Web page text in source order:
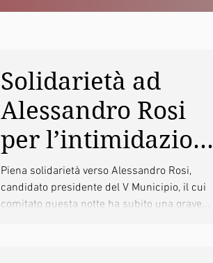
Solidarietà ad
Alessandro Rosi
per l’intimidazione
subita
Piena solidarietà verso Alessandro Rosi,
candidato presidente del V Municipio, il cui
comitato questa notte ha subito una grave...